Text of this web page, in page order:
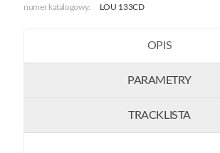
numer katalogowy:
LOU 133CD
OPIS
PARAMETRY
TRACKLISTA